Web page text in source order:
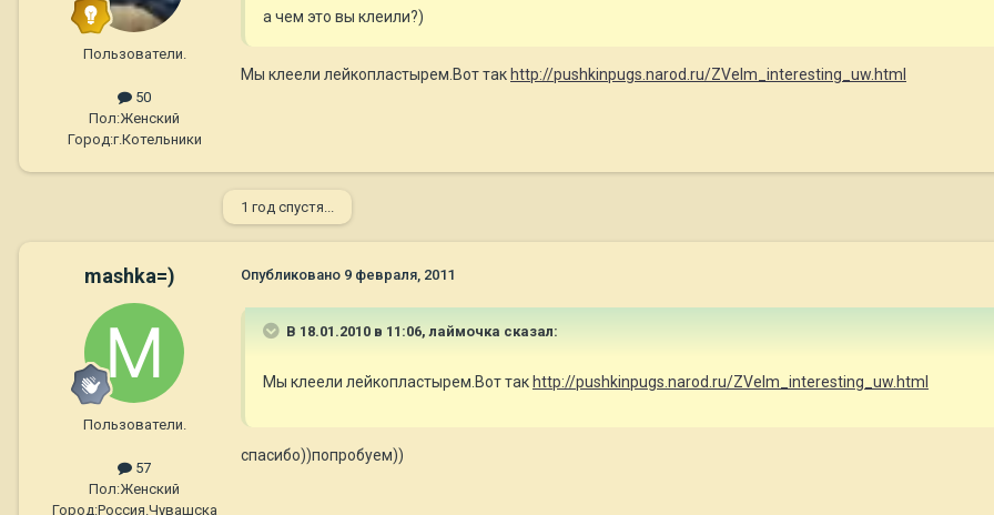
Пользователи.
50
Пол:Женский
Город:г.Котельники
а чем это вы клеили?)
Мы клеели лейкопластырем.Вот так http://pushkinpugs.narod.ru/ZVelm_interesting_uw.html
1 год спустя...
mashka=)
Пользователи.
57
Пол:Женский
Город:Россия.Чувашска
Опубликовано 9 февраля, 2011
В 18.01.2010 в 11:06, лаймочка сказал:
Мы клеели лейкопластырем.Вот так http://pushkinpugs.narod.ru/ZVelm_interesting_uw.html
спасибо))попробуем))